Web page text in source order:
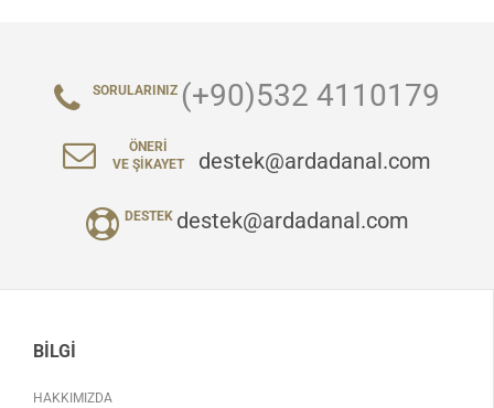
SORULARINIZ (+90)532 4110179
ÖNERI
VE ŞIKAYET
destek@ardadanal.com
DESTEK destek@ardadanal.com
BILGI
HAKKIMIZDA